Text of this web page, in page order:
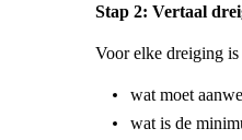
Stap 2: Vertaal
Voor elke dreiging
wat moet
wat is de